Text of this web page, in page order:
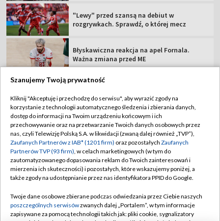
"Lewy" przed szansą na debiut w
rozgrywkach. Sprawdź, o której mecz
Błyskawiczna reakcja na apel Fornala.
Ważna zmiana przed ME
TVP
Abonament TVP
Sklep TVP
Biuro Reklamy
Oferta Handlowa
Emisja w TVP
Regulamin TVP
Polityka prywatności
Moje zgody
Biuro reklamy
Szanujemy Twoją prywatność
Kliknij "Akceptuję i przechodzę do serwisu", aby wyrazić zgody na
korzystanie z technologii automatycznego śledzenia i zbierania danych,
dostęp do informacji na Twoim urządzeniu końcowym i ich
przechowywanie oraz na przetwarzanie Twoich danych osobowych przez
nas, czyli Telewizję Polską S.A. w likwidacji (zwaną dalej również „TVP”),
Zaufanych Partnerów z IAB* (1201 firm) oraz pozostałych Zaufanych
Partnerów TVP (93 firm), w celach marketingowych (w tym do
zautomatyzowanego dopasowania reklam do Twoich zainteresowań i
mierzenia ich skuteczności) i pozostałych, które wskazujemy poniżej, a
także zgody na udostępnianie przez nas identyfikatora PPID do Google.
Twoje dane osobowe zbierane podczas odwiedzania przez Ciebie naszych
poszczególnych serwisówzwanych dalej „Portalem”, w tym informacje
zapisywane za pomocą technologii takich jak: pliki cookie, sygnalizatory